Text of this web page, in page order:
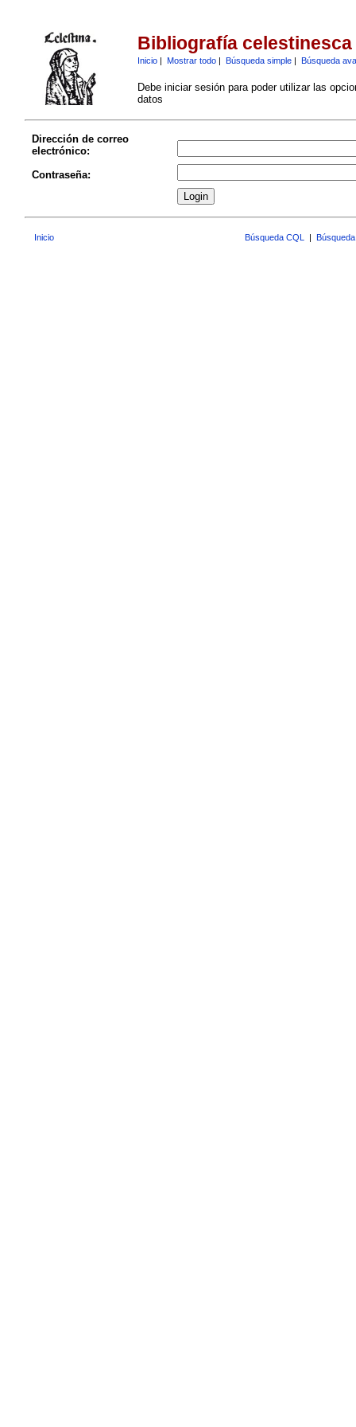
Bibliografía celestinesca
Inicio| Mostrar todo| Búsqueda simple| Búsqueda
Debe iniciar sesión para poder utilizar las
datos
Dirección de correo
electrónico:
Contraseña:
Inicio Búsqueda CQL |